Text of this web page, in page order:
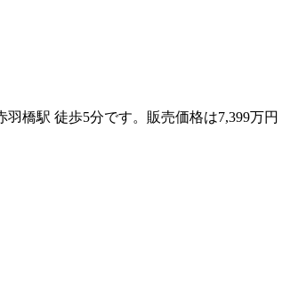
橋駅 徒歩5分です。販売価格は7,399万円